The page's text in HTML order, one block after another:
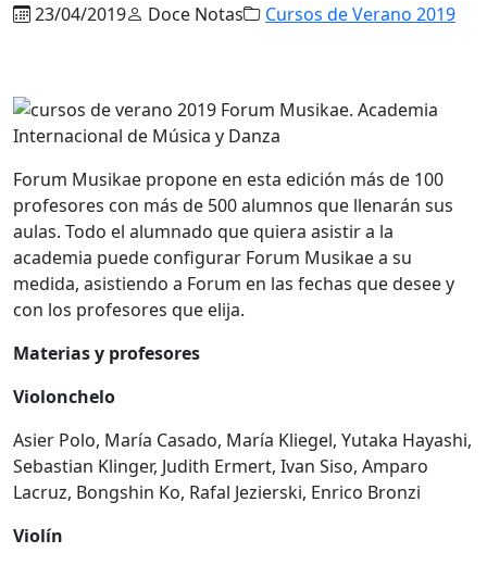
23/04/2019 Doce Notas Cursos de Verano 2019
Forum Musikae propone en esta edición más de 100
profesores con más de 500 alumnos que llenarán sus
aulas. Todo el alumnado que quiera asistir a la
academia puede configurar Forum Musikae a su
medida, asistiendo a Forum en las fechas que desee y
con los profesores que elija.
Materias y profesores
Violonchelo
Asier Polo, María Casado, María Kliegel, Yutaka Hayashi,
Sebastian Klinger, Judith Ermert, Ivan Siso, Amparo
Lacruz, Bongshin Ko, Rafal Jezierski, Enrico Bronzi
Violín